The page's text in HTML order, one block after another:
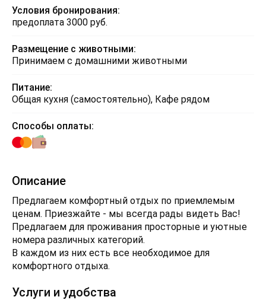
Условия бронирования:
предоплата 3000 руб.
Размещение с животными:
Принимаем с домашними животными
Питание:
Общая кухня (самостоятельно), Кафе рядом
Способы оплаты:
Описание
Предлагаем комфортный отдых по приемлемым
ценам. Приезжайте - мы всегда рады видеть Вас!
Предлагаем для проживания просторные и уютные
номера различных категорий.
В каждом из них есть все необходимое для
комфортного отдыха.
Услуги и удобства